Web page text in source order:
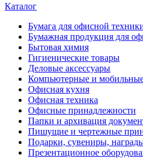
Каталог
Бумага для офисной
Бумажная продукция для
Бытовая химия
Гигиенические товары
Деловые аксессуары
Компьютерные и мобильные
Офисная кухня
Офисная техника
Офисные принадлежности
Папки и архивация
Пишущие и чертежные
Подарки, сувениры,
Презентационное